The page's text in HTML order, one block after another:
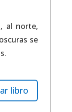
al norte,
se
libro